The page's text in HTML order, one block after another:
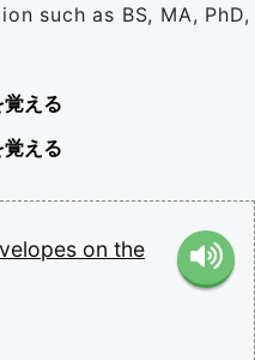
such as BS, MA, PhD,
える
える
on the